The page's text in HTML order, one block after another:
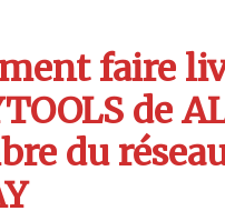
faire
de
du